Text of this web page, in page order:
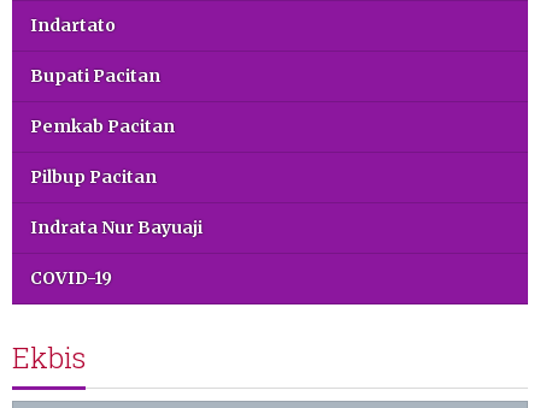
Indartato
Bupati Pacitan
Pemkab Pacitan
Pilbup Pacitan
Indrata Nur Bayuaji
COVID-19
Ekbis